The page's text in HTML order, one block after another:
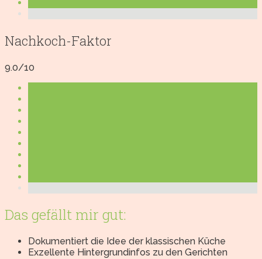
Nachkoch-Faktor
9.0/10
Das gefällt mir gut:
Dokumentiert die Idee der klassischen Küche
Exzellente Hintergrundinfos zu den Gerichten